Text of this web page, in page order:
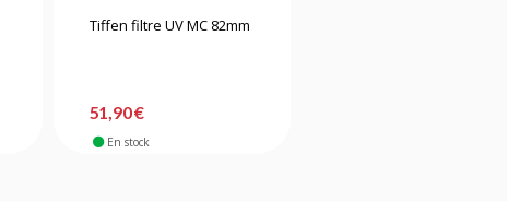
Tiffen filtre UV MC 82mm
51,90 €
En stock